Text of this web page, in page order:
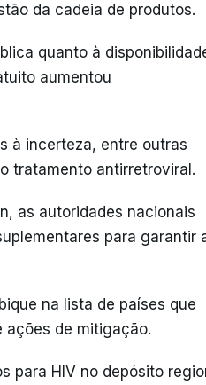
da cadeia de produtos.
quanto à
aumentou
à incerteza, entre outras
tratamento antirretroviral.
as autoridades nacionais
para garantir
na lista de países que
ações de mitigação.
para HIV no depósito